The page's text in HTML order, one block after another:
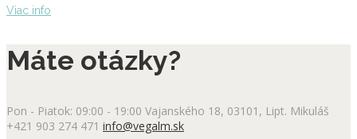
Viac info
Máte otázky?
Pon - Piatok: 09:00 - 19:00 Vajanského 18, 03101, Lipt. Mikuláš
+421 903 274 471 info@vegalm.sk